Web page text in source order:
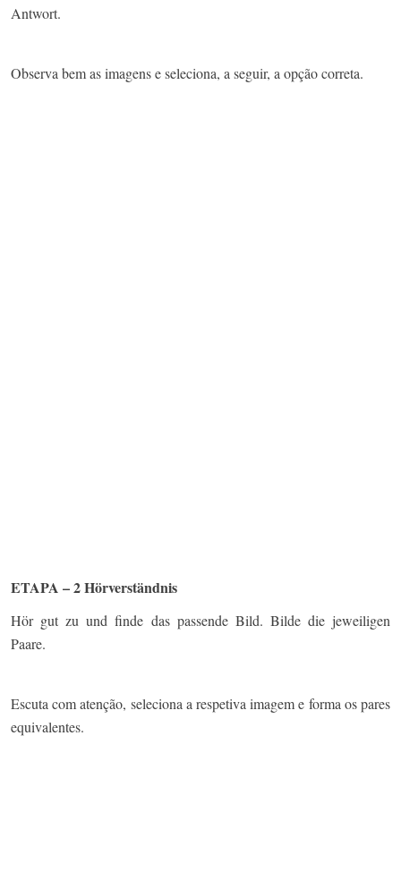
Antwort.
Observa bem as imagens e seleciona, a seguir, a opção correta.
ETAPA – 2 Hörverständnis
Hör gut zu und finde das passende Bild. Bilde die jeweiligen
Paare.
Escuta com atenção, seleciona a respetiva imagem e forma os pares
equivalentes.